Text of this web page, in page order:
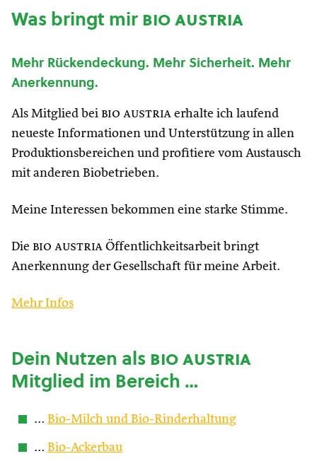
Was bringt mirbio austria
Mehr Rückendeckung. Mehr Sicherheit. Mehr
Anerkennung.
Als Mitglied bei bio austria erhalte ich laufend
neueste Informationen und Unterstützung in allen
Produktionsbereichen und profitiere vom Austausch
mit anderen Biobetrieben.
Meine Interessen bekommen eine starke Stimme.
Die bio austria Öffentlichkeitsarbeit bringt
Anerkennung der Gesellschaft für meine Arbeit.
Mehr Infos
Dein Nutzen alsbio austria
Mitglied im Bereich …
… Bio-Milch und Bio-Rinderhaltung
… Bio-Ackerbau